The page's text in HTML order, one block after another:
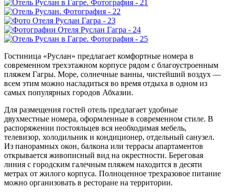
Гостиница «Руслан» предлагает комфортные номера в
современном трехэтажном корпусе рядом с благоустроенным
пляжем Гагры. Море, солнечные ванны, чистейший воздух —
всем этим можно насладиться во время отдыха в одном из
самых популярных городов Абхазии.
Для размещения гостей отель предлагает удобные
двухместные номера, оформленные в современном стиле. В
распоряжении постояльцев вся необходимая мебель,
телевизор, холодильник и кондиционер, отдельный санузел.
Из панорамных окон, балкона или террасы апартаментов
открывается живописный вид на окрестности. Береговая
линия с городским галечным пляжем находится в десяти
метрах от жилого корпуса. Полноценное трехразовое питание
можно организовать в ресторане на территории.